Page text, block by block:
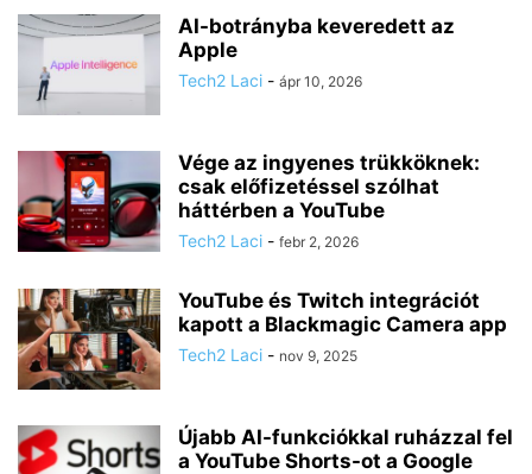
AI-botrányba keveredett az
Apple
Tech2 Laci - ápr 10, 2026
Vége az ingyenes trükköknek:
csak előfizetéssel szólhat
háttérben a YouTube
Tech2 Laci - febr 2, 2026
YouTube és Twitch integrációt
kapott a Blackmagic Camera app
Tech2 Laci - nov 9, 2025
Újabb AI-funkciókkal ruházzal fel
a YouTube Shorts-ot a Google